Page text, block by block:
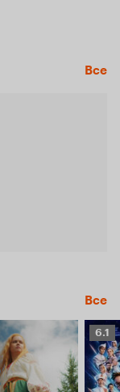
Все
Все
6.1
6.1